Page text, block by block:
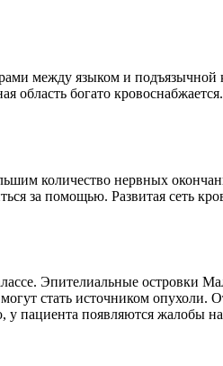
между языком и
богато
количество нервных
за помощью. Развитая сеть
Эпителиальные островки
стать источником опухоли.
у пациента появляются жалобы